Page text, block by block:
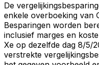
De
enkele overboeking van
Besparingen worden
inclusief marges en
Xe op dezelfde dag 8/5/
verstrekte